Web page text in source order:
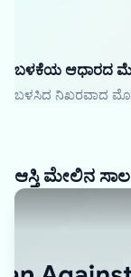
ಬಳಕೆಯ ಆಧಾರದ
ಬಳಸಿದ ನಿಖರವಾದ
ಆಸ್ತಿ ಮೇಲಿನ